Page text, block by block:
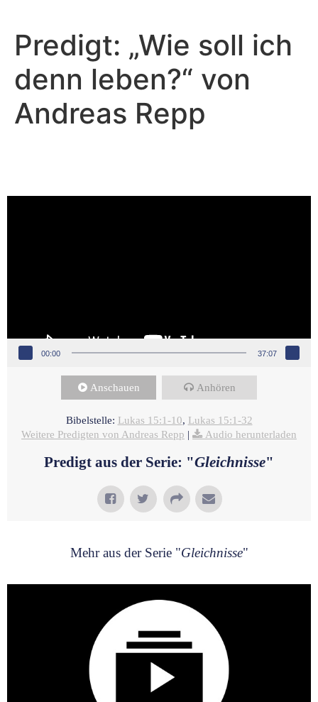
Predigt: „Wie soll ich
denn leben?“ von
Andreas Repp
Video-Player
00:00 37:07
Anschauen Anhören
Bibelstelle: Lukas 15:1-10, Lukas 15:1-32
Weitere Predigten von Andreas Repp | Audio herunterladen
Predigt aus der Serie: "Gleichnisse"
Mehr aus der Serie "Gleichnisse"